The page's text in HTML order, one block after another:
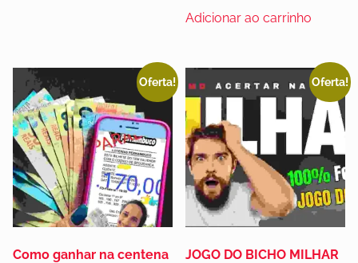
Adicionar ao carrinho
Oferta!
Como ganhar na centena
Oferta!
JOGO DO BICHO MILHAR